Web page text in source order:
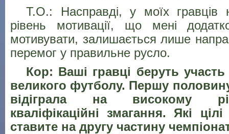
Т.О.: Насправді, у моїх гравців
рівень мотивації, що мені
мотивувати, залишається лише
перемог у правильне русло.
Кор: Ваші гравці беруть участь
великого футболу. Першу
відіграла на високому
кваліфікаційні змагання. Які
ставите на другу частину